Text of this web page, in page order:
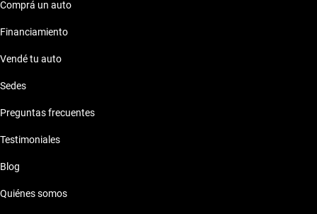
Comprá un auto
Financiamiento
Vendé tu auto
Sedes
Preguntas frecuentes
Testimoniales
Blog
Quiénes somos